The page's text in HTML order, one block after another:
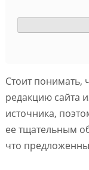
Стоит понимать,
редакцию сайта
источника,
ее тщательным
что